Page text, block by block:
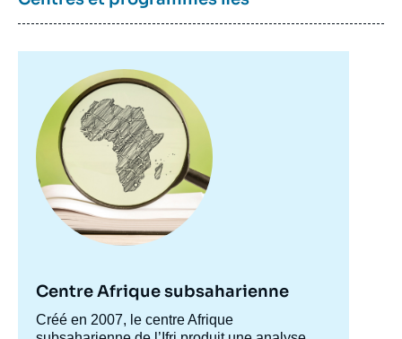
principale
Centre Afrique subsaharienne
Accroche
Créé en 2007, le centre Afrique